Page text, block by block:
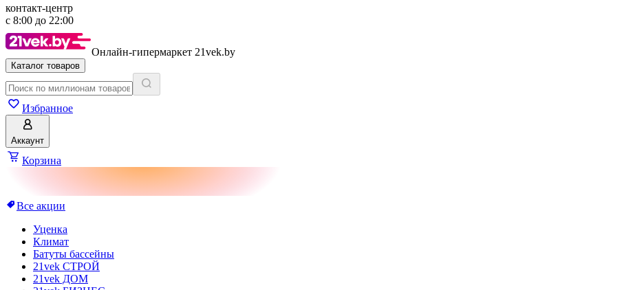
контакт-центр
с 8:00 до 22:00
Онлайн-гипермаркет 21vek.by
Каталог товаров
Избранное
Аккаунт
Корзина
Все акции
Уценка
Климат
Батуты бассейны
21vek СТРОЙ
21vek ДОМ